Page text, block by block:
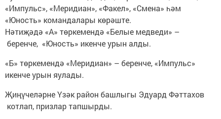
«Импульс», «Меридиан», «Факел», «Смена» һәм
«Юность» командалары көрәште.
Нәтиҗәдә «А» төркемендә «Белые медведи» –
беренче, «Юность» икенче урын алды.
«Б» төркемендә «Меридиан» – беренче, «Импульс»
икенче урын яулады.
Җиңүчеләрне Үзәк район башлыгы Эдуард Фәттахов
котлап, призлар тапшырды.